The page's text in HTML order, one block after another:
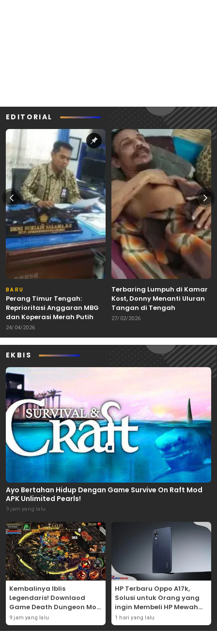
EDITORIAL
BARU
Perang Timur Tengah:
Reprioritasi Anggaran MBG
dan Koperasi Merah Putih
24/04/2026
Terbaring Lumpuh di Kamar
Kost, Donny Menanti Uluran
Tangan di Tengah
Keterbatasan
27/02/2026
EKBIS
Ayo Bertahan Hidup Dengan Game Survive On Raft Mod
APK Unlimited Pearls!
9 jam yang lalu
Kembalinya Iblis
Legendaris! Downlaod
Game Death Dungeon Mod
APK Dan Mainkan
Sekarang Juga!
9 jam yang lalu
HP Terbaru Oppo A17k,
Solusi untuk Orang yang
ingin Membeli HP Mewah
Tapi Murah!
1 hari yang lalu